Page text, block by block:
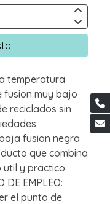
temperatura
fusion muy bajo
reciclados sin
fusion negra
que combina
util y practico
EMPLEO:
el punto de